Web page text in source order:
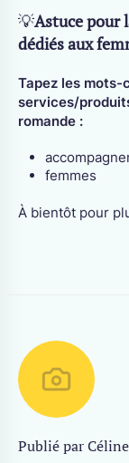
💡Astuce pour
dédiés aux
Tapez les
services/
romande :
femmes
À bientôt pour
Publié par Céline